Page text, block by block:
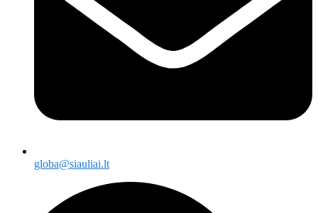
globa@siauliai.lt